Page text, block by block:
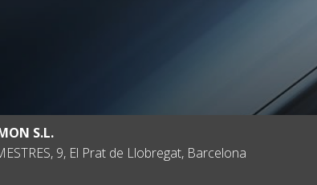
S.L.
9, El Prat de Llobregat, Barcelona